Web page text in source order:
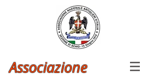
Associazione